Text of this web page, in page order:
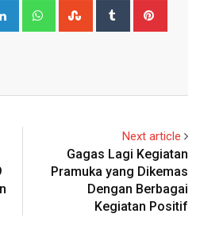
LinkedIn WhatsappStumbleUpon
Tumblr
Next article
Gagas Lagi Kegiatan
Pramuka yang Dikemas
Dengan Berbagai
Kegiatan Positif